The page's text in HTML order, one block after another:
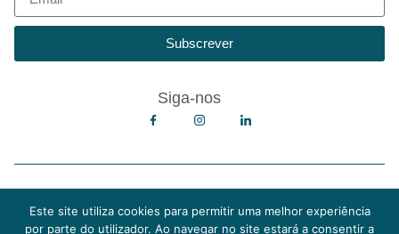
Subscrever
Siga-nos
Política de Privacidade
Política de Cookies
Este site utiliza cookies para permitir uma melhor experiência
por parte do utilizador. Ao navegar no site estará a consentir a